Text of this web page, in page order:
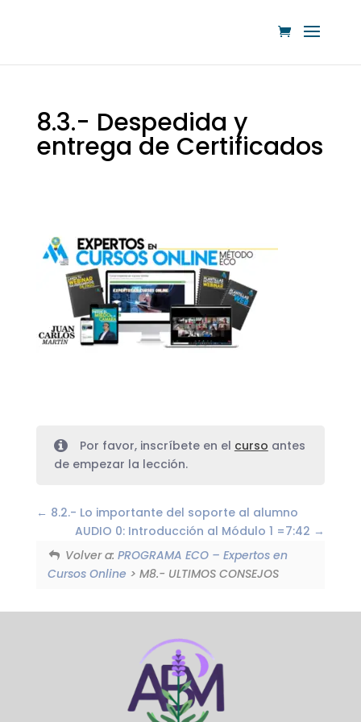
8.3.- Despedida y
entrega de Certificados
Por favor, inscríbete en el curso antes
de empezar la lección.
8.2.- Lo importante del soporte al alumno
AUDIO 0: Introducción al Módulo 1 =7:42
Volver a:PROGRAMA ECO – Expertos en
Cursos Online > M8.- ULTIMOS CONSEJOS